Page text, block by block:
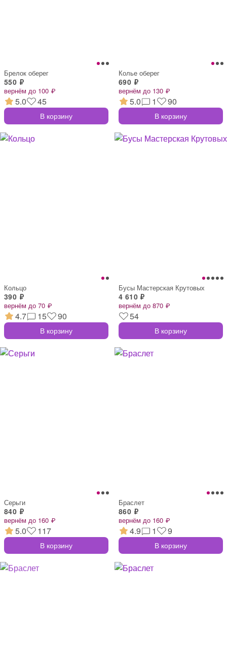
Брелок оберег
550 ₽
вернём до 100 ₽
5.0 45
В корзину
Колье оберег
690 ₽
вернём до 130 ₽
5.0 1 90
В корзину
Кольцо
390 ₽
вернём до 70 ₽
4.7 15 90
В корзину
Бусы Мастерская Крутовых
4 610 ₽
вернём до 870 ₽
54
В корзину
Серьги
840 ₽
вернём до 160 ₽
5.0 117
В корзину
Браслет
860 ₽
вернём до 160 ₽
4.9 1 9
В корзину